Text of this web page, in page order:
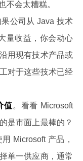
不会太糟糕。
果公司从 Java 技术
量收益，你会动心
用现有技术产品或
对于这些技术已经
值。看看 Microsoft
是市面上最棒的？
Microsoft 产品，
单一供应商，通常